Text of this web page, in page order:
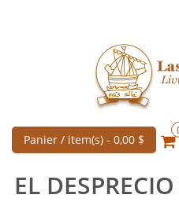
Panier / item(s) - 0,00 $
EL